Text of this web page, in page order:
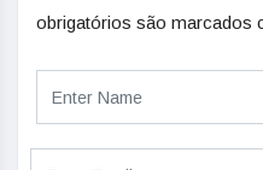
obrigatórios são marcados